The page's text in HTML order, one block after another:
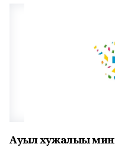
Ауыл хужалығы